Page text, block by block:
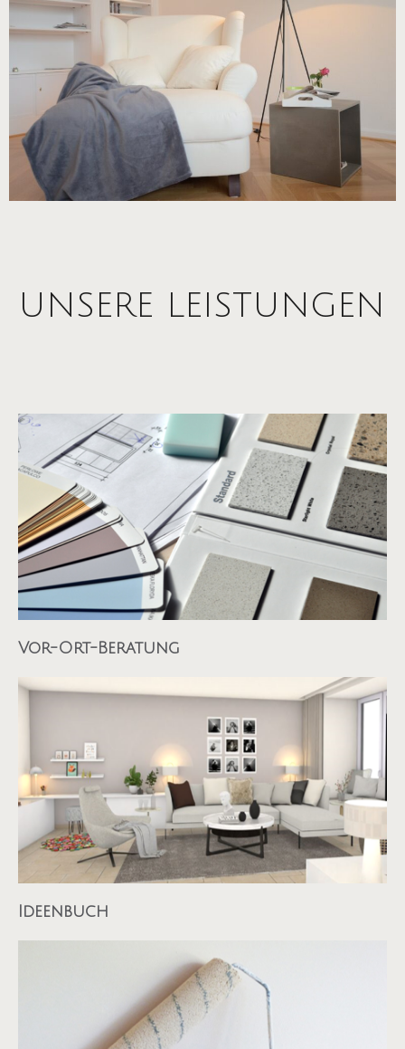
UNSERE LEISTUNGEN
Vor-Ort-Beratung
Ideenbuch